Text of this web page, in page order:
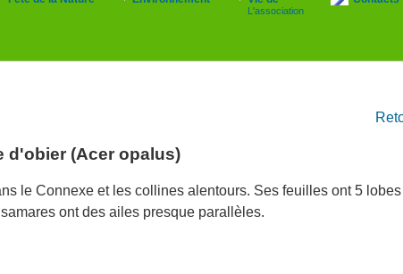
L'association
d'obier (Acer opalus)
le Connexe et les collines alentours. Ses feuilles ont 5
ont des ailes presque parallèles.